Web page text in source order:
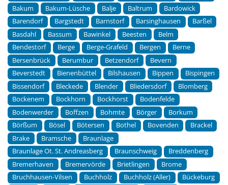
Bakum
Bakum-Lüsche Balje Baltrum
Bardowick
Barendorf
Bargstedt Barnstorf Barsinghausen
Barßel
Basdahl
Bassum Bawinkel Beesten
Belm
Bendestorf
Berge Berge-Grafeld Bergen
Berne
Bersenbrück
Berumbur Betzendorf
Bevern
Beverstedt
Bienenbüttel Bilshausen Bippen
Bispingen
Bissendorf
Bleckede Blender Bliedersdorf
Blomberg
Bockenem
Bockhorn Bockhorst
Bodenfelde
Bodenwerder
Boffzen Bohmte Börger
Borkum
Börßum
Bösel Bötersen Bothel Bovenden
Brackel
Brake
Bramsche
Braunlage
Braunlage Ot. St. Andreasberg
Braunschweig
Breddenberg
Bremerhaven
Bremervörde Brietlingen
Brome
Bruchhausen-Vilsen
Buchholz Buchholz (Aller)
Bückeburg